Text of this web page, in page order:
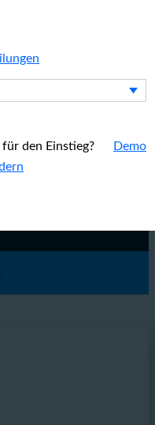
für den Einstieg? Demo